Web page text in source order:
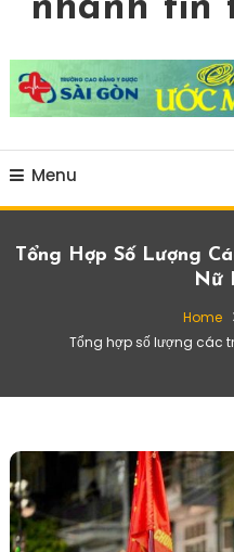
nhanh tin
Menu
Tổng Hợp Số Lượng
Nữ
Home
Tổng hợp số lượng các